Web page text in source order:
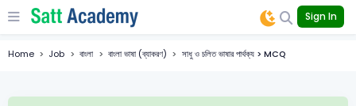
Sign In
Home Job বাংলা বাংলা ভাষা (ব্যাকরণ) সাধু ও চলিত ভাষার পার্থক্য > MCQ